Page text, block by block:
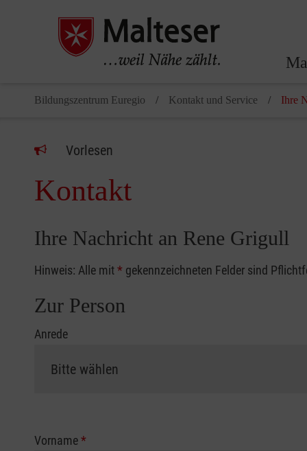
Bildungszentrum Euregio Kontakt und Service Ihre
Vorlesen
Kontakt
Ihre Nachricht an Rene Grigull
Hinweis: Alle mit* gekennzeichneten Felder sind
Zur Person
Anrede
Vorname*